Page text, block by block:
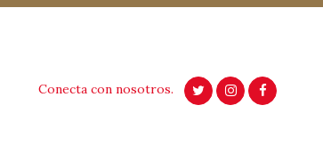
Conecta con nosotros.